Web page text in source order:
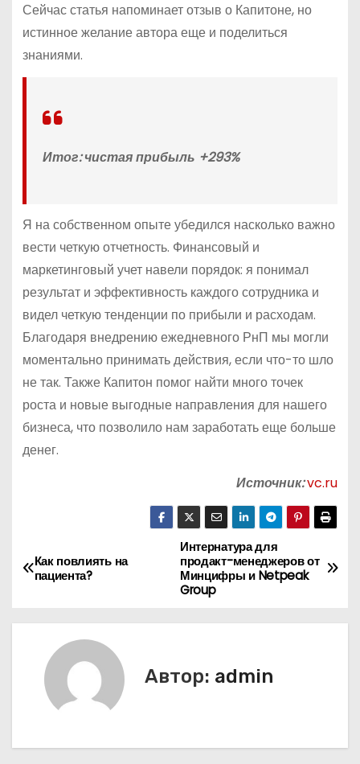
Сейчас статья напоминает отзыв о Капитоне, но
истинное желание автора еще и поделиться
знаниями.
Итог: чистая прибыль +293%
Я на собственном опыте убедился насколько важно
вести четкую отчетность. Финансовый и
маркетинговый учет навели порядок: я понимал
результат и эффективность каждого сотрудника и
видел четкую тенденции по прибыли и расходам.
Благодаря внедрению ежедневного РнП мы могли
моментально принимать действия, если что-то шло
не так. Также Капитон помог найти много точек
роста и новые выгодные направления для нашего
бизнеса, что позволило нам заработать еще больше
денег.
Источник:vc.ru
Н
а
в
Интернатура для
продакт-менеджеров от
Минцифры и Netpeak
Group
Как повлиять на
пациента?
Автор: admin